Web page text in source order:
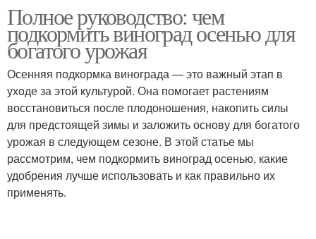
Полное руководство: чем
подкормить виноград осенью для
богатого урожая
Осенняя подкормка винограда — это важный этап в
уходе за этой культурой. Она помогает растениям
восстановиться после плодоношения, накопить силы
для предстоящей зимы и заложить основу для богатого
урожая в следующем сезоне. В этой статье мы
рассмотрим, чем подкормить виноград осенью, какие
удобрения лучше использовать и как правильно их
применять.